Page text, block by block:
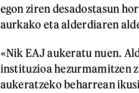
egon ziren desadostasun
aurkako eta alderdiaren
«Nik EAJ aukeratu nuen.
instituzioa hezurmamitzen
aukeratzeko beharrean